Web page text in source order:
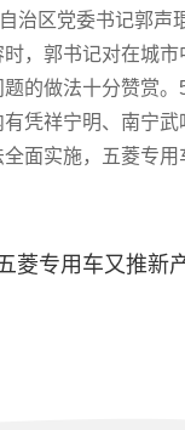
区党委书记郭声
郭书记对在城市
的做法十分赞赏
祥宁明、南宁武
面实施，五菱专
菱专用车又推